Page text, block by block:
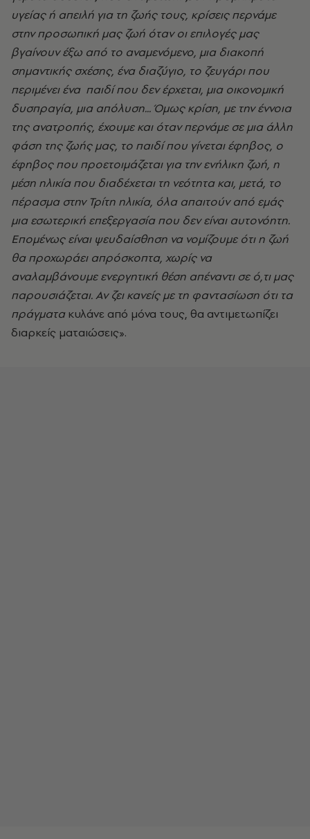
υγείας ή απειλή για τη ζωής τους, κρίσεις περνάμε
στην προσωπική μας ζωή όταν οι επιλογές μας
βγαίνουν έξω από το αναμενόμενο, μια διακοπή
σημαντικής σχέσης, ένα διαζύγιο, το ζευγάρι που
περιμένει ένα παιδί που δεν έρχεται, μια οικονομική
δυσπραγία, μια απόλυση... Όμως κρίση, με την έννοια
της ανατροπής, έχουμε και όταν περνάμε σε μια άλλη
φάση της ζωής μας, το παιδί που γίνεται έφηβος, ο
έφηβος που προετοιμάζεται για την ενήλικη ζωή, η
μέση ηλικία που διαδέχεται τη νεότητα και, μετά, το
πέρασμα στην Τρίτη ηλικία, όλα απαιτούν από εμάς
μια εσωτερική επεξεργασία που δεν είναι αυτονόητη.
Επομένως είναι ψευδαίσθηση να νομίζουμε ότι η ζωή
θα προχωράει απρόσκοπτα, χωρίς να
αναλαμβάνουμε ενεργητική θέση απέναντι σε ό,τι μας
παρουσιάζεται. Αν ζει κανείς με τη φαντασίωση ότι τα
πράγματακυλάνε από μόνα τους, θα αντιμετωπίζει
διαρκείς ματαιώσεις».